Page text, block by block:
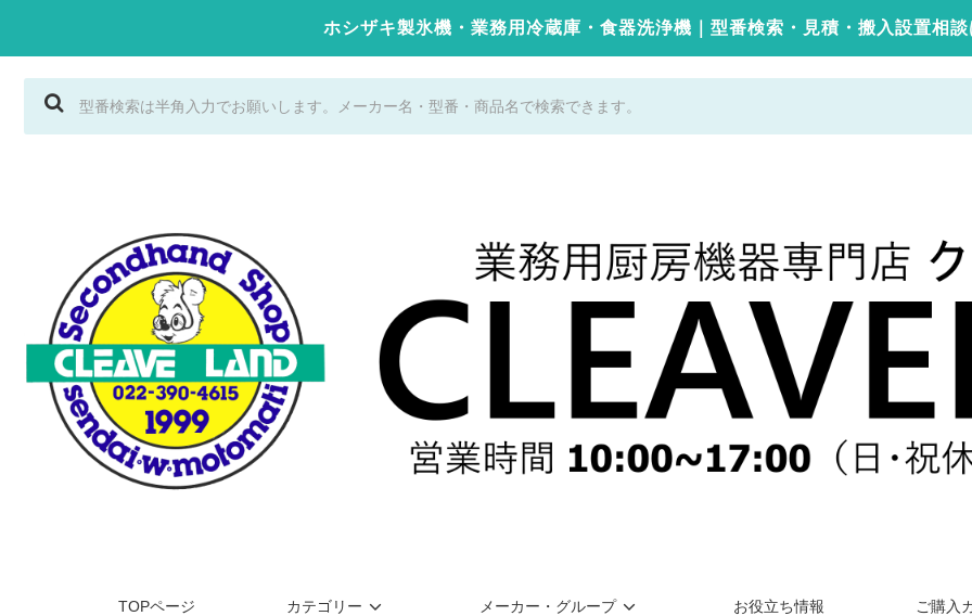
ホシザキ製氷機・業務用冷蔵庫・食器洗浄機｜型番検索・見積・搬入設置相
TOPページ カテゴリー メーカー・グループ お役立ち情報 ご購入